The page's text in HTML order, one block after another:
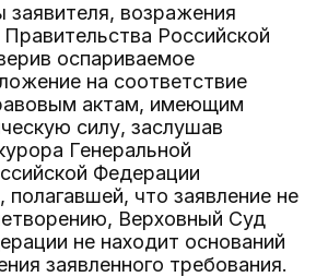
возражения
Российской
оспариваемое
на соответствие
актам, имеющим
силу, заслушав
Генеральной
Федерации
что заявление не
Верховный Суд
не находит оснований
заявленного требования.